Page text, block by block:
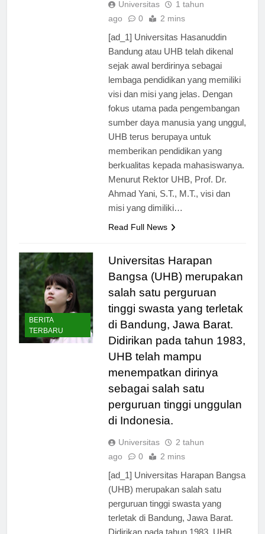
Universitas
1 tahun
[ad_1] Universitas Hasanuddin
Bandung atau UHB telah dikenal
sejak awal berdirinya sebagai
lembaga pendidikan yang memiliki
visi dan misi yang jelas. Dengan
fokus utama pada pengembangan
sumber daya manusia yang unggul,
UHB terus berupaya untuk
memberikan pendidikan yang
berkualitas kepada mahasiswanya.
Menurut Rektor UHB, Prof. Dr.
Ahmad Yani, S.T., M.T., visi dan
BERITA
TERBARU
Universitas Harapan
Bangsa (UHB) merupakan
salah satu perguruan
tinggi swasta yang terletak
di Bandung, Jawa Barat.
Didirikan pada tahun 1983,
UHB telah mampu
menempatkan dirinya
sebagai salah satu
perguruan tinggi unggulan
Universitas
2 tahun
[ad_1] Universitas Harapan Bangsa
(UHB) merupakan salah satu
perguruan tinggi swasta yang
terletak di Bandung, Jawa Barat.